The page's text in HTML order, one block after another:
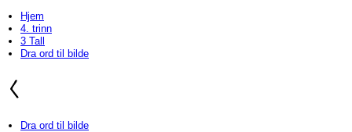
Hjem
4. trinn
3 Tall
Dra ord til bilde
Dra ord til bilde